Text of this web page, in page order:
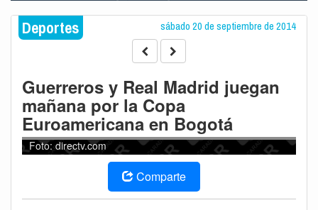
Deportes sábado 20 de septiembre de 2014
Guerreros y Real Madrid juegan
mañana por la Copa
Euroamericana en Bogotá
Foto: directv.com
Comparte